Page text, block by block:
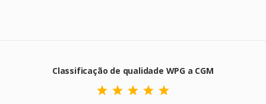
Classificação de qualidade WPG a CGM